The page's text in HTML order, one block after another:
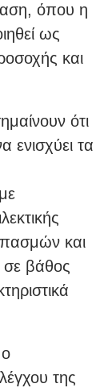
όπου η
ως
και
ότι
ενισχύει τα
και
σε βάθος
της